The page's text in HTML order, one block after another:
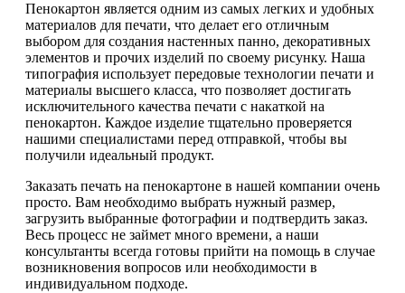
Пенокартон является одним из самых легких и удобных
материалов для печати, что делает его отличным
выбором для создания настенных панно, декоративных
элементов и прочих изделий по своему рисунку. Наша
типография использует передовые технологии печати и
материалы высшего класса, что позволяет достигать
исключительного качества печати с накаткой на
пенокартон. Каждое изделие тщательно проверяется
нашими специалистами перед отправкой, чтобы вы
получили идеальный продукт.
Заказать печать на пенокартоне в нашей компании очень
просто. Вам необходимо выбрать нужный размер,
загрузить выбранные фотографии и подтвердить заказ.
Весь процесс не займет много времени, а наши
консультанты всегда готовы прийти на помощь в случае
возникновения вопросов или необходимости в
индивидуальном подходе.